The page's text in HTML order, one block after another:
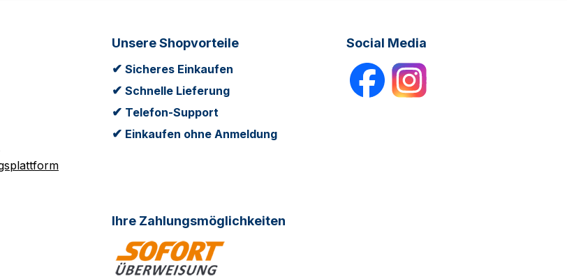
Unsere Shopvorteile
✔ Sicheres Einkaufen
✔ Schnelle Lieferung
✔ Telefon-Support
✔ Einkaufen ohne Anmeldung
Ihre Zahlungsmöglichkeiten
Social Media